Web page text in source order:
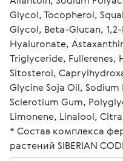
Glycol, Tocopherol,
Glycol, Beta-Glucan,
Hyaluronate,
Triglyceride,
Sitosterol,
Glycine Soja Oil,
Sclerotium Gum,
Limonene, Linalool,
* Состав комплекса
растений SIBERIAN